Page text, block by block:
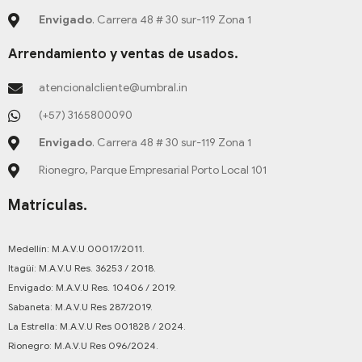
Envigado. Carrera 48 # 30 sur-119 Zona 1
Arrendamiento y ventas de usados.
atencionalcliente@umbral.in
(+57) 3165800090
Envigado. Carrera 48 # 30 sur-119 Zona 1
Rionegro, Parque Empresarial Porto Local 101
Matrículas.
Medellín: M.A.V.U 00017/2011.
Itagüí: M.A.V.U Res. 36253 / 2018.
Envigado: M.A.V.U Res. 10406 / 2019.
Sabaneta: M.A.V.U Res 287/2019.
La Estrella: M.A.V.U Res 001828 / 2024.
Rionegro: M.A.V.U Res 096/2024.